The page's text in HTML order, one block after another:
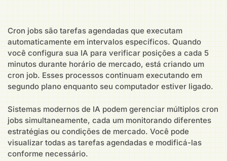
Cron jobs são tarefas agendadas que executam
automaticamente em intervalos específicos. Quando
você configura sua IA para verificar posições a cada 5
minutos durante horário de mercado, está criando um
cron job. Esses processos continuam executando em
segundo plano enquanto seu computador estiver ligado.
Sistemas modernos de IA podem gerenciar múltiplos cron
jobs simultaneamente, cada um monitorando diferentes
estratégias ou condições de mercado. Você pode
visualizar todas as tarefas agendadas e modificá-las
conforme necessário.